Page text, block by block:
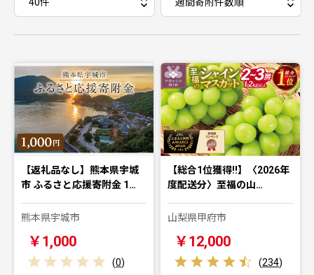
【返礼品なし】熊本県宇城
市 ふるさと応援寄附金 1…
熊本県宇城市
￥1,000
(0)
【総合1位獲得!!】〈2026年
度配送分〉至福の山…
山梨県甲府市
￥12,000
(234)